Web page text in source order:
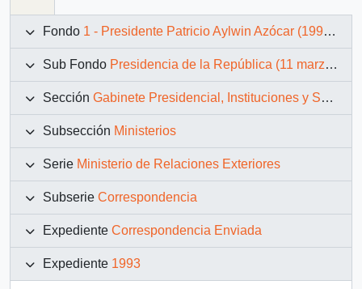
Fondo 1 - Presidente Patricio Aylwin Azócar (1990-1994)
Sub Fondo Presidencia de la República (11 marzo 1990 – 11 marzo 1994)
Sección Gabinete Presidencial, Instituciones y Servicios
Subsección Ministerios
Serie Ministerio de Relaciones Exteriores
Subserie Correspondencia
Expediente Correspondencia Enviada
Expediente 1993